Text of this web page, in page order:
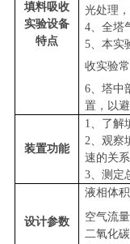
填料吸收
实验设备
特点
光处理
4、全塔
5、本实
收实验
6、塔中
置，以
装置功能
1、了解
2、观察
速的关
3、测定
设计参数
液相体
空气流
二氧化碳